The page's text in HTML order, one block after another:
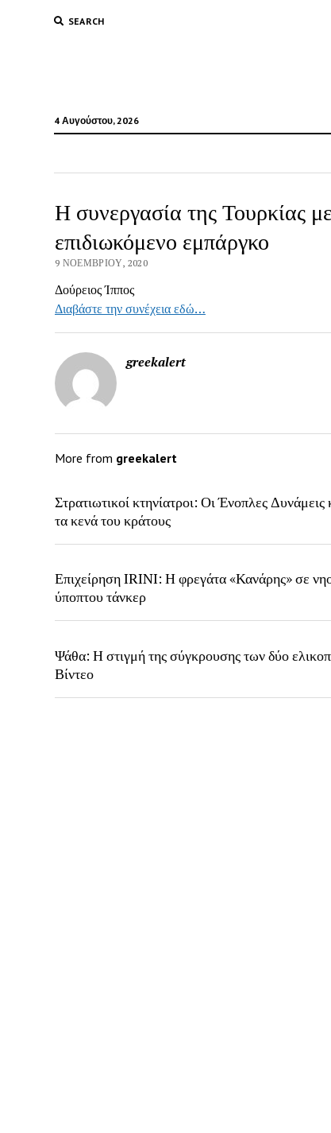
SEARCH
4 Αυγούστου, 2026
Η συνεργασία της Τουρκίας
επιδιωκόμενο εμπάργκο
9 ΝΟΕΜΒΡΊΟΥ, 2020
Δούρειος Ίππος
Διαβάστε την συνέχεια εδώ…
greekalert
More from greekalert
Στρατιωτικοί κτηνίατροι: Οι Ένοπλες
τα κενά του κράτους
Επιχείρηση IRINI: Η φρεγάτα «Κανάρης» σε
ύποπτου τάνκερ
Ψάθα: Η στιγμή της σύγκρουσης των δύο
Βίντεο